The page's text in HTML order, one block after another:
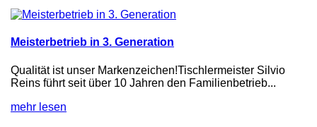
Meisterbetrieb in 3. Generation
Qualität ist unser Markenzeichen!Tischlermeister Silvio
Reins führt seit über 10 Jahren den Familienbetrieb...
mehr lesen